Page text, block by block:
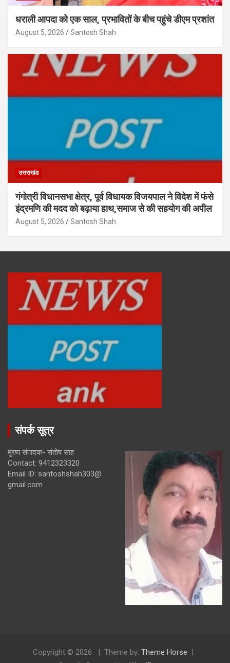
धराली आपदा को एक साल, प्रभावितों के बीच पहुंचे डीएम प्रशांत
August 5, 2026 Santosh Shah
उत्तराखंड
गंगोत्री विधानसभा क्षेत्र, पूर्व विधायक विजयपाल ने विदेश में फंसे
इंद्रमणि की मदद को बढ़ाया हाथ,समाज से की सहयोग की अपील
August 5, 2026 Santosh Shah
संपर्क सूत्र
मुख्य संपादक- संतोष साह
Contact: 9412323320
Email ID: santoshshah303@
gmail.com
Copyright © 2026 Theme by: Theme Horse